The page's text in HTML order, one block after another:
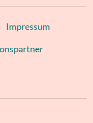
Impressum